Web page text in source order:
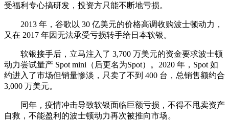
受福利专心搞研发，投资方只能不断地亏损。
2013 年，谷歌以 30 亿美元的价格高调收购波士顿动力，
又在 2017 年因无法承受亏损转手给日本软银。
软银接手后，立马注入了 3,700 万美元的资金要求波士顿
动力尝试量产 Spot mini（后更名为Spot）。2020 年，Spot 如
约进入了市场但销量惨淡，只卖了不到 400 台，总销售额约合
3,000 万美元。
同年，疫情冲击导致软银面临巨额亏损，不得不甩卖资产
自救，不能盈利的波士顿动力再次被推向市场。